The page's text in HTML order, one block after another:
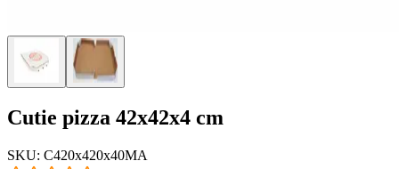
Cutie pizza 42x42x4 cm
SKU: C420x420x40MA